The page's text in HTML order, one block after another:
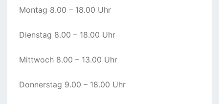
Montag 8.00 – 18.00 Uhr
Dienstag 8.00 – 18.00 Uhr
Mittwoch 8.00 – 13.00 Uhr
Donnerstag 9.00 – 18.00 Uhr